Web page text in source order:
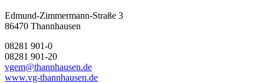
Edmund-Zimmermann-Straße 3
86470 Thannhausen
08281 901-0
08281 901-20
vgem@thannhausen.de
www.vg-thannhausen.de